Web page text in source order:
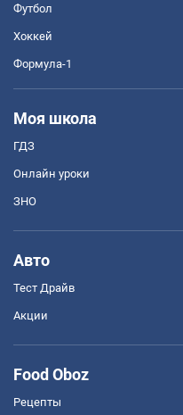
Футбол
Хоккей
Формула-1
Моя школа
ГДЗ
Онлайн уроки
ЗНО
Авто
Тест Драйв
Акции
Food Oboz
Рецепты